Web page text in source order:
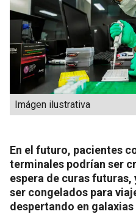
Imágen ilustrativa
En el futuro, pacientes
terminales podrían ser
espera de curas
ser congelados para
despertando en